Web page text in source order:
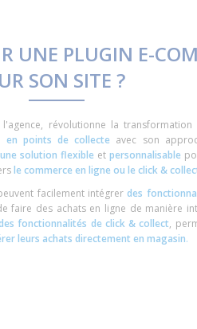
UNE PLUGIN E-
SON SITE ?
révolutionne la
en points de collecte avec son
une solution flexible et personnalisable
le commerce en ligne ou le click &
facilement intégrer des
faire des achats en ligne de manière
fonctionnalités de click & collect,
leurs achats directement en magasin.